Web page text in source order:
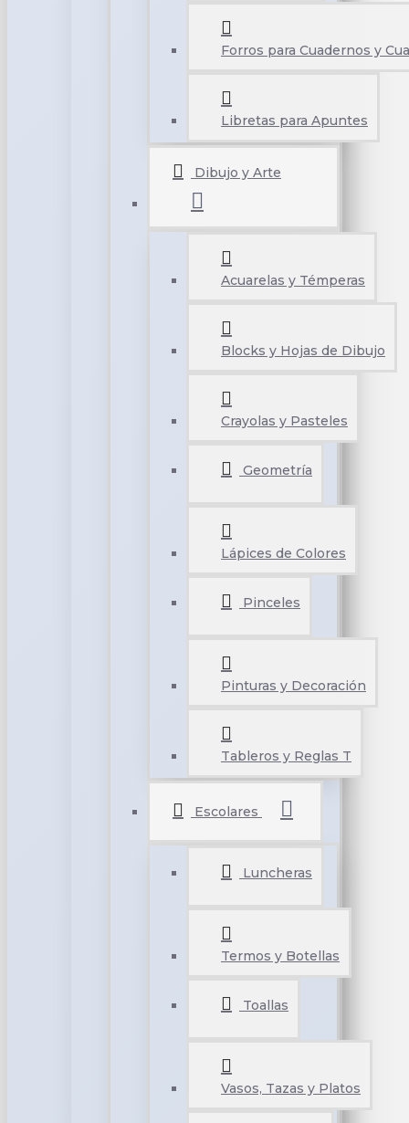
Forros para Cuadernos y
Libretas para Apuntes
Dibujo y Arte
Acuarelas y Témperas
Blocks y Hojas de Dibujo
Crayolas y Pasteles
Geometría
Lápices de Colores
Pinceles
Pinturas y Decoración
Tableros y Reglas T
Escolares
Luncheras
Termos y Botellas
Toallas
Vasos, Tazas y Platos